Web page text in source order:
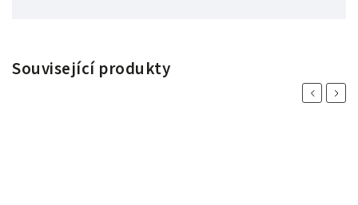
Související produkty
PreviousNext